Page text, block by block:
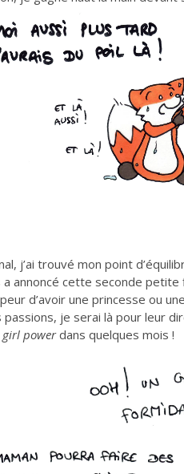
j’ai trouvé mon point
a annoncé cette seconde petite
d’avoir une princesse ou
passions, je serai là pour leur
girl powerdans quelques mois !